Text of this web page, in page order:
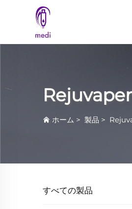
ホーム > 製品 >
すべての製品